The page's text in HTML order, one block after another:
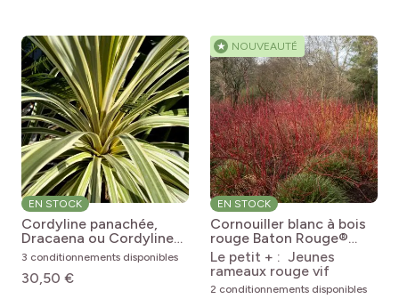
EN STOCK
Cordyline panachée,
Dracaena ou Cordyline
australis ‘Torbay Dazzler’
Cordyline australis
Torbay Dazzler
3 conditionnements disponibles
30,50 €
★ NOUVEAUTÉ
EN STOCK
Cornouiller blanc à bois
rouge Baton Rouge®
Cornus alba Baton
Rouge® 'Minbat'
Le petit + : Jeunes
rameaux rouge vif
2 conditionnements disponibles